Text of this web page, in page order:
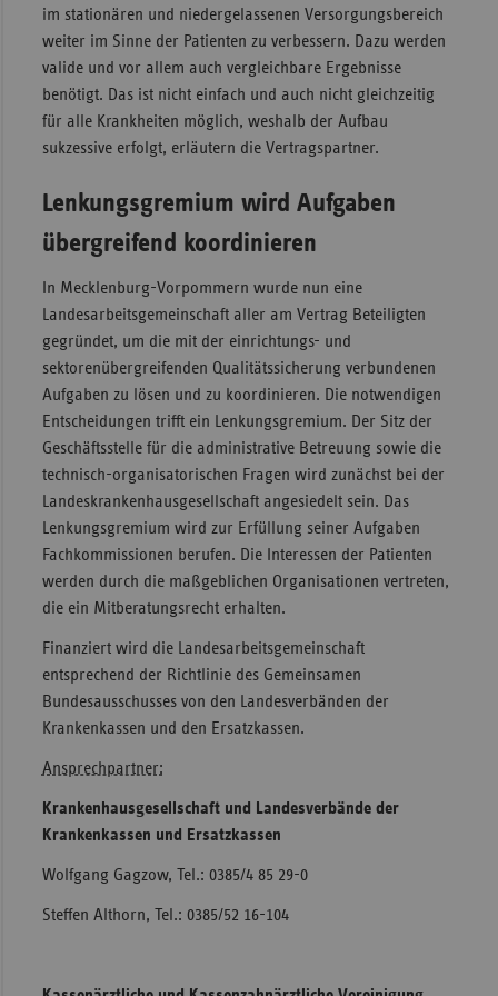
im stationären und niedergelassenen Versorgungsbereich
weiter im Sinne der Patienten zu verbessern. Dazu werden
valide und vor allem auch vergleichbare Ergebnisse
benötigt. Das ist nicht einfach und auch nicht gleichzeitig
für alle Krankheiten möglich, weshalb der Aufbau
sukzessive erfolgt, erläutern die Vertragspartner.
Lenkungsgremium wird Aufgaben
übergreifend koordinieren
In Mecklenburg-Vorpommern wurde nun eine
Landesarbeitsgemeinschaft aller am Vertrag Beteiligten
gegründet, um die mit der einrichtungs- und
sektorenübergreifenden Qualitätssicherung verbundenen
Aufgaben zu lösen und zu koordinieren. Die notwendigen
Entscheidungen trifft ein Lenkungsgremium. Der Sitz der
Geschäftsstelle für die administrative Betreuung sowie die
technisch-organisatorischen Fragen wird zunächst bei der
Landeskrankenhausgesellschaft angesiedelt sein. Das
Lenkungsgremium wird zur Erfüllung seiner Aufgaben
Fachkommissionen berufen. Die Interessen der Patienten
werden durch die maßgeblichen Organisationen vertreten,
die ein Mitberatungsrecht erhalten.
Finanziert wird die Landesarbeitsgemeinschaft
entsprechend der Richtlinie des Gemeinsamen
Bundesausschusses von den Landesverbänden der
Krankenkassen und den Ersatzkassen.
Ansprechpartner:
Krankenhausgesellschaft und Landesverbände der
Krankenkassen und Ersatzkassen
Wolfgang Gagzow, Tel.: 0385/4 85 29-0
Steffen Althorn, Tel.: 0385/52 16-104